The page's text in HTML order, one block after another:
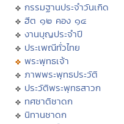
กรรมฐานประจำวันเกิด
ฮีต ๑๒ คอง ๑๔
งานบุญประจำปี
ประเพณีทั่วไทย
พระพุทธเจ้า
ภาพพระพุทธประวัติ
ประวัติพระพุทธสาวก
ทศชาติชาดก
นิทานชาดก